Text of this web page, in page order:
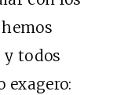
y todos
exagero: